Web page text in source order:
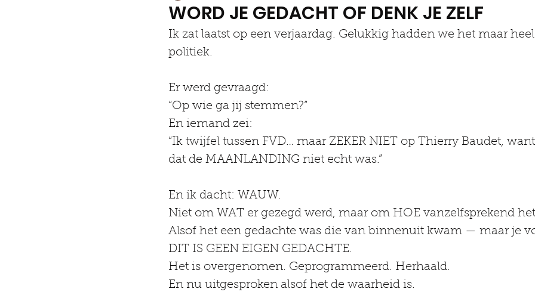
WORD JE GEDACHT OF DENK JE ZELF
Ik zat laatst op een verjaardag. Gelukkig hadden we het maar
politiek.
Er werd gevraagd:
“Op wie ga jij stemmen?”
En iemand zei:
“Ik twijfel tussen FVD… maar ZEKER NIET op Thierry Baudet,
dat de MAANLANDING niet echt was.”
En ik dacht: WAUW.
Niet om WAT er gezegd werd, maar om HOE vanzelfsprekend
Alsof het een gedachte was die van binnenuit kwam — maar je
DIT IS GEEN EIGEN GEDACHTE.
Het is overgenomen. Geprogrammeerd. Herhaald.
En nu uitgesproken alsof het de waarheid is.